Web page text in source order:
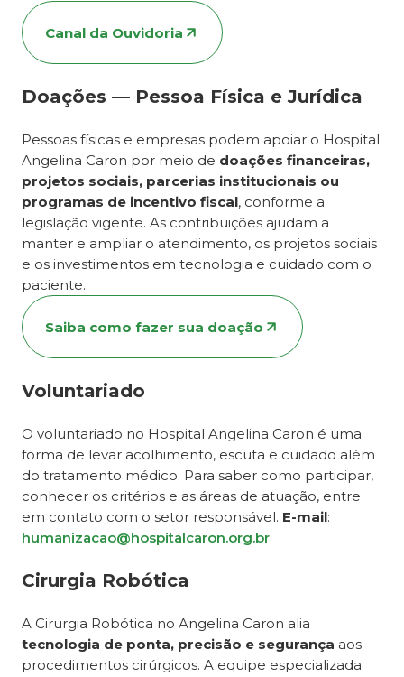
Canal da Ouvidoria
Doações — Pessoa Física e Jurídica
Pessoas físicas e empresas podem apoiar o Hospital
Angelina Caron por meio de doações financeiras,
projetos sociais, parcerias institucionais ou
programas de incentivo fiscal, conforme a
legislação vigente. As contribuições ajudam a
manter e ampliar o atendimento, os projetos sociais
e os investimentos em tecnologia e cuidado com o
paciente.
Saiba como fazer sua doação
Voluntariado
O voluntariado no Hospital Angelina Caron é uma
forma de levar acolhimento, escuta e cuidado além
do tratamento médico. Para saber como participar,
conhecer os critérios e as áreas de atuação, entre
em contato com o setor responsável. E-mail:
humanizacao@hospitalcaron.org.br
Cirurgia Robótica
A Cirurgia Robótica no Angelina Caron alia
tecnologia de ponta, precisão e segurança aos
procedimentos cirúrgicos. A equipe especializada